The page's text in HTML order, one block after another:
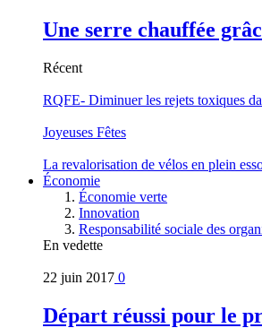
Une serre chauffée
Récent
RQFE- Diminuer les rejets toxiques
Joyeuses Fêtes
La revalorisation de vélos en plein
Économie
Économie verte
Innovation
Responsabilité sociale des
En vedette
22 juin 2017 0
Départ réussi pour le